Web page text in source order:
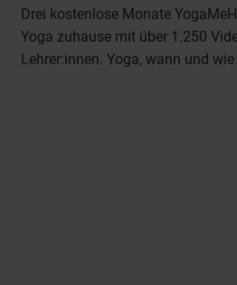
Drei kostenlose Monate
Yoga zuhause mit über 1.250
Lehrer:innen. Yoga, wann und